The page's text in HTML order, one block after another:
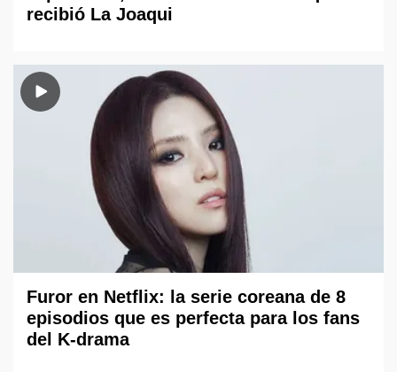
recibió La Joaqui
Furor en Netflix: la serie coreana de 8
episodios que es perfecta para los fans
del K-drama